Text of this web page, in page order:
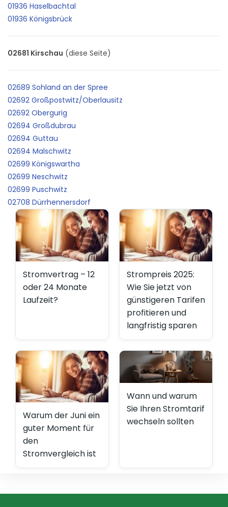
01936 Haselbachtal
01936 Königsbrück
02681 Kirschau (diese Seite)
02689 Sohland an der Spree
02692 Großpostwitz/Oberlausitz
02692 Obergurig
02694 Großdubrau
02694 Guttau
02694 Malschwitz
02699 Königswartha
02699 Neschwitz
02699 Puschwitz
02708 Dürrhennersdorf
Stromvertrag – 12
oder 24 Monate
Laufzeit?
Strompreis 2025:
Wie Sie jetzt von
günstigeren Tarifen
profitieren und
langfristig sparen
Warum der Juni ein
guter Moment für
den
Stromvergleich ist
Wann und warum
Sie Ihren Stromtarif
wechseln sollten